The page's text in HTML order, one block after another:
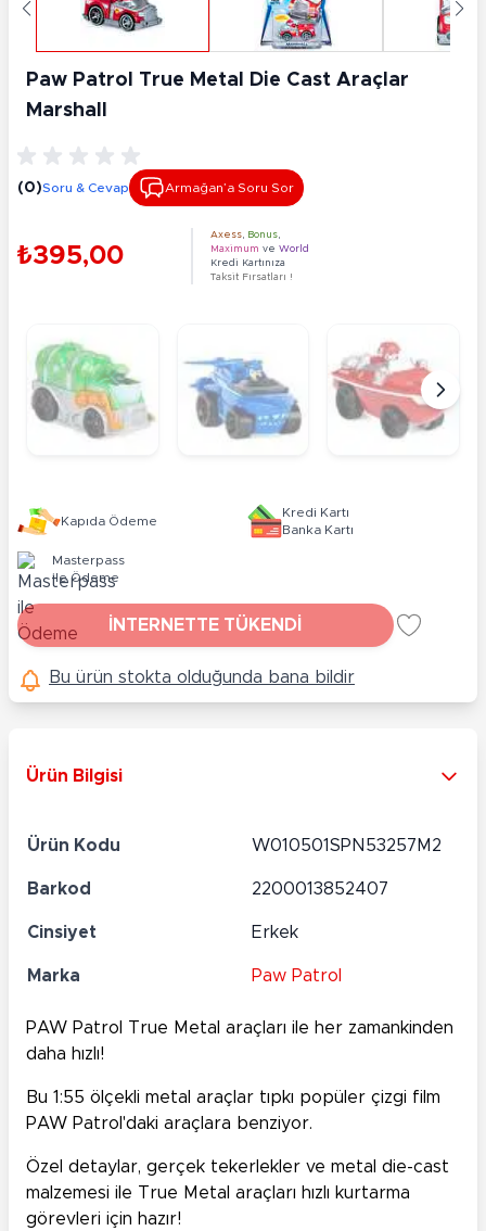
Paw Patrol True Metal Die Cast Araçlar
Marshall
(0)Soru & Cevap Armağan’a Soru Sor
₺395,00
Axess Bonus
Maximum ve World
Kredi Kartınıza
Taksit Fırsatları !
Kapıda Ödeme
Kredi Kartı
Banka Kartı
Masterpass
ile Ödeme
İNTERNETTE TÜKENDİ
Bu ürün stokta olduğunda bana bildir
Ürün Bilgisi
Ürün Kodu W010501SPN53257M2
Barkod 2200013852407
Cinsiyet Erkek
Marka Paw Patrol
PAW Patrol True Metal araçları ile her zamankinden
daha hızlı!
Bu 1:55 ölçekli metal araçlar tıpkı popüler çizgi film
PAW Patrol'daki araçlara benziyor.
Özel detaylar, gerçek tekerlekler ve metal die-cast
malzemesi ile True Metal araçları hızlı kurtarma
görevleri için hazır!